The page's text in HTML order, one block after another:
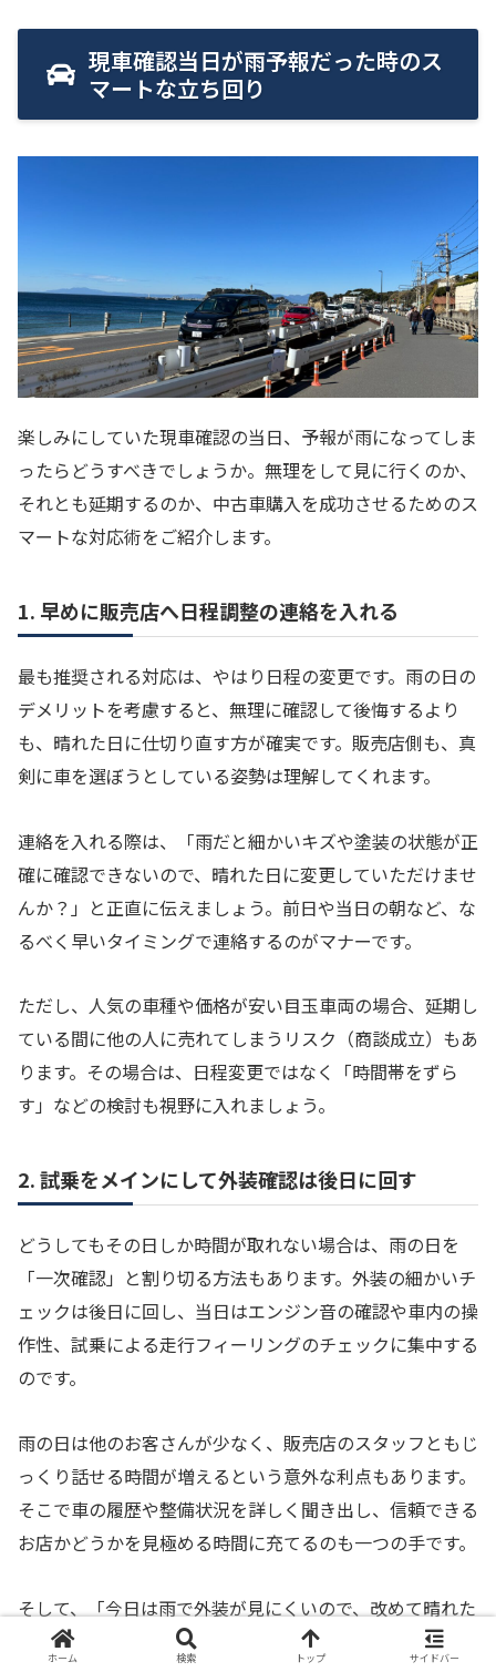
現車確認当日が雨予報だった時のス
マートな立ち回り
楽しみにしていた現車確認の当日、予報が雨になってしま
ったらどうすべきでしょうか。無理をして見に行くのか、
それとも延期するのか、中古車購入を成功させるためのス
マートな対応術をご紹介します。
1. 早めに販売店へ日程調整の連絡を入れる
最も推奨される対応は、やはり日程の変更です。雨の日の
デメリットを考慮すると、無理に確認して後悔するより
も、晴れた日に仕切り直す方が確実です。販売店側も、真
剣に車を選ぼうとしている姿勢は理解してくれます。
連絡を入れる際は、「雨だと細かいキズや塗装の状態が正
確に確認できないので、晴れた日に変更していただけませ
んか？」と正直に伝えましょう。前日や当日の朝など、な
るべく早いタイミングで連絡するのがマナーです。
ただし、人気の車種や価格が安い目玉車両の場合、延期し
ている間に他の人に売れてしまうリスク（商談成立）もあ
ります。その場合は、日程変更ではなく「時間帯をずら
す」などの検討も視野に入れましょう。
2. 試乗をメインにして外装確認は後日に回す
どうしてもその日しか時間が取れない場合は、雨の日を
「一次確認」と割り切る方法もあります。外装の細かいチ
ェックは後日に回し、当日はエンジン音の確認や車内の操
作性、試乗による走行フィーリングのチェックに集中する
のです。
雨の日は他のお客さんが少なく、販売店のスタッフともじ
っくり話せる時間が増えるという意外な利点もあります。
そこで車の履歴や整備状況を詳しく聞き出し、信頼できる
お店かどうかを見極める時間に充てるのも一つの手です。
そして、「今日は雨で外装が見にくいので、改めて晴れた
日に外装だけ確認させてもらえますか？」と次回の約束を
ホーム 検索 トップ サイドバー